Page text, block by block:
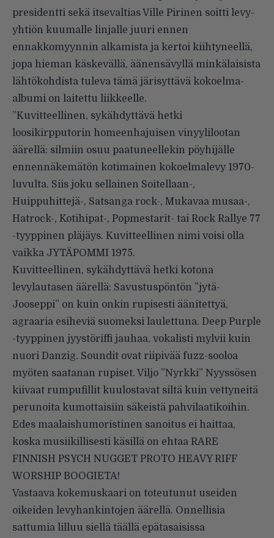
presidentti sekä itsevaltias Ville Pirinen soitti levy-
yhtiön kuumalle linjalle juuri ennen
ennakkomyynnin alkamista ja kertoi kiihtyneellä,
jopa hieman käskevällä, äänensävyllä minkälaisista
lähtökohdista tuleva tämä järisyttävä kokoelma-
albumi on laitettu liikkeelle.
”Kuvitteellinen, sykähdyttävä hetki
loosikirpputorin homeenhajuisen vinyylilootan
äärellä: silmiin osuu paatuneellekin pöyhijälle
ennennäkemätön kotimainen kokoelmalevy 1970-
luvulta. Siis joku sellainen Soitellaan-,
Huippuhittejä-, Satsanga rock-, Mukavaa musaa-,
Hatrock-, Kotihipat-, Popmestarit- tai Rock Rallye 77
-tyyppinen pläjäys. Kuvitteellinen nimi voisi olla
vaikka JYTÄPOMMI 1975.
Kuvitteellinen, sykähdyttävä hetki kotona
levylautasen äärellä: Savustuspöntön ”jytä-
Jooseppi” on kuin onkin rupisesti äänitettyä,
agraaria esiheviä suomeksi laulettuna. Deep Purple
-tyyppinen jyystöriffi jauhaa, vokalisti mylvii kuin
nuori Danzig. Soundit ovat riipivää fuzz-sooloa
myöten saatanan rupiset. Viljo ”Nyrkki” Nyyssösen
kiivaat rumpufillit kuulostavat siltä kuin vettyneitä
perunoita kumottaisiin säkeistä pahvilaatikoihin.
Edes maalaishumoristinen sanoitus ei haittaa,
koska musiikillisesti käsillä on ehtaa RARE
FINNISH PSYCH NUGGET PROTO HEAVY RIFF
WORSHIP BOOGIETA!
Vastaava kokemuskaari on toteutunut useiden
oikeiden levyhankintojen äärellä. Onnellisia
sattumia lilluu siellä täällä epätasaisissa